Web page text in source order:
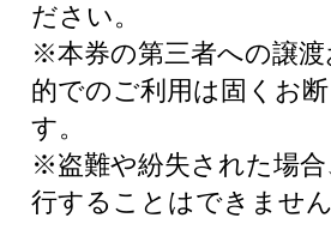
ださい。
※本券の第三者への譲渡
的でのご利用は固くお
す。
※盗難や紛失された場合
行することはできません